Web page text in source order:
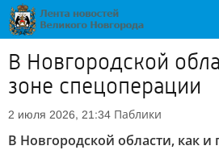
В Новгородской
зоне спецоперации
2 июля 2026, 21:34 Паблики
В Новгородской области, как